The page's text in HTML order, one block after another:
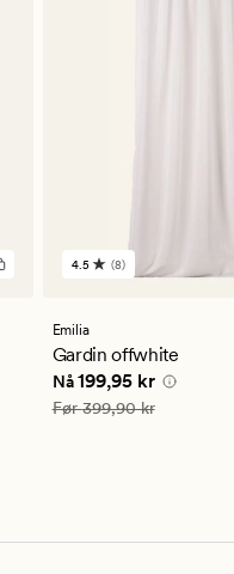
8
en
gjennomsnittlig
vurdering
på
4.5
4.5 (8)
Emilia
Gardin offwhite
Nåværende pris
Nå 199,95 kr
Vanlig pris 399,90 kr
Før399,90 kr